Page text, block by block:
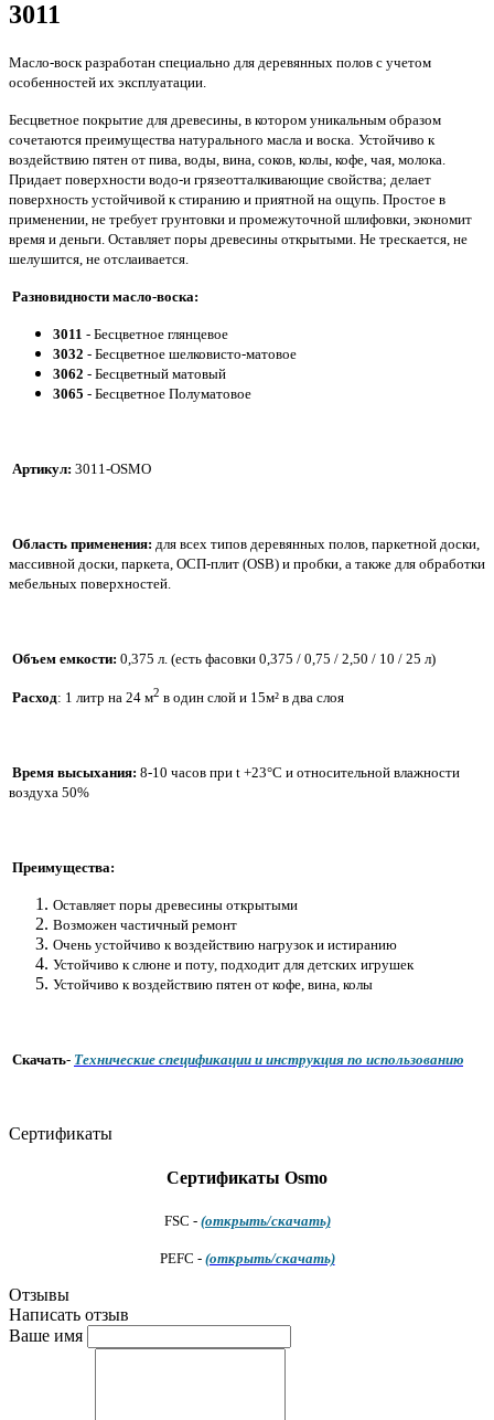
3011
Масло-воск разработан специально для деревянных полов с учетом
особенностей их эксплуатации.
Бесцветное покрытие для древесины, в котором уникальным образом
сочетаются преимущества натурального масла и воска. Устойчиво к
воздействию пятен от пива, воды, вина, соков, колы, кофе, чая, молока.
Придает поверхности водо-и грязеотталкивающие свойства; делает
поверхность устойчивой к стиранию и приятной на ощупь. Простое в
применении, не требует грунтовки и промежуточной шлифовки, экономит
время и деньги. Оставляет поры древесины открытыми. Не трескается, не
шелушится, не отслаивается.
Разновидности масло-воска:
3011 - Бесцветное глянцевое
3032 - Бесцветное шелковисто-матовое
3062 - Бесцветный матовый
3065 - Бесцветное Полуматовое
Артикул: 3011-OSMO
Область применения: для всех типов деревянных полов, паркетной доски,
массивной доски, паркета, ОСП-плит (OSB) и пробки, а также для обработки
мебельных поверхностей.
Объем емкости: 0,375 л. (есть фасовки 0,375 / 0,75 / 2,50 / 10 / 25 л)
Расход: 1 литр на 24 м2 в один слой и 15м² в два слоя
Время высыхания: 8-10 часов при t +23°C и относительной влажности
воздуха 50%
Преимущества:
Оставляет поры древесины открытыми
Возможен частичный ремонт
Очень устойчиво к воздействию нагрузок и истиранию
Устойчиво к слюне и поту, подходит для детских игрушек
Устойчиво к воздействию пятен от кофе, вина, колы
Скачать- Технические спецификации и инструкция по использованию
Сертификаты
Сертификаты Osmo
FSC - (открыть/скачать)
PEFC - (открыть/скачать)
Отзывы
Написать отзыв
Ваше имя